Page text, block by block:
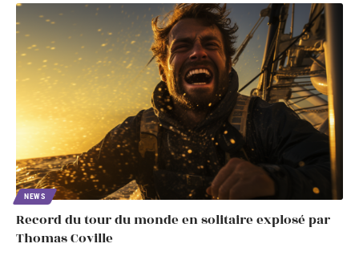
NEWS
Record du tour du monde en solitaire explosé par
Thomas Coville